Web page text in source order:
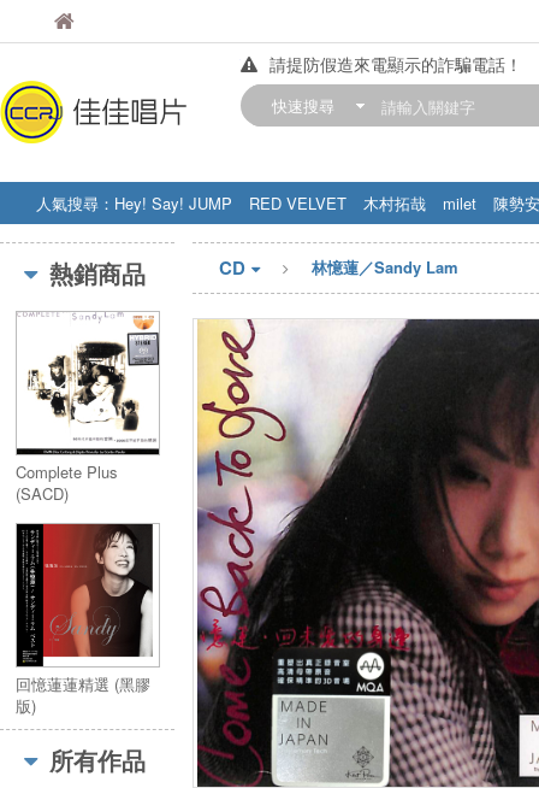
佳佳唱片
請提防假造來電顯示的詐騙電話！
【中華門市營業時間調整公告】
快速搜尋
人氣搜尋： Hey! Say! JUMP RED VELVET 木村拓哉 milet
陳勢安
STRAY KIDS
盧廣仲 周杰伦
熱銷商品
Complete Plus
(SACD)
回憶蓮蓮精選 (黑膠
版)
所有作品
CD 林憶蓮／Sandy Lam